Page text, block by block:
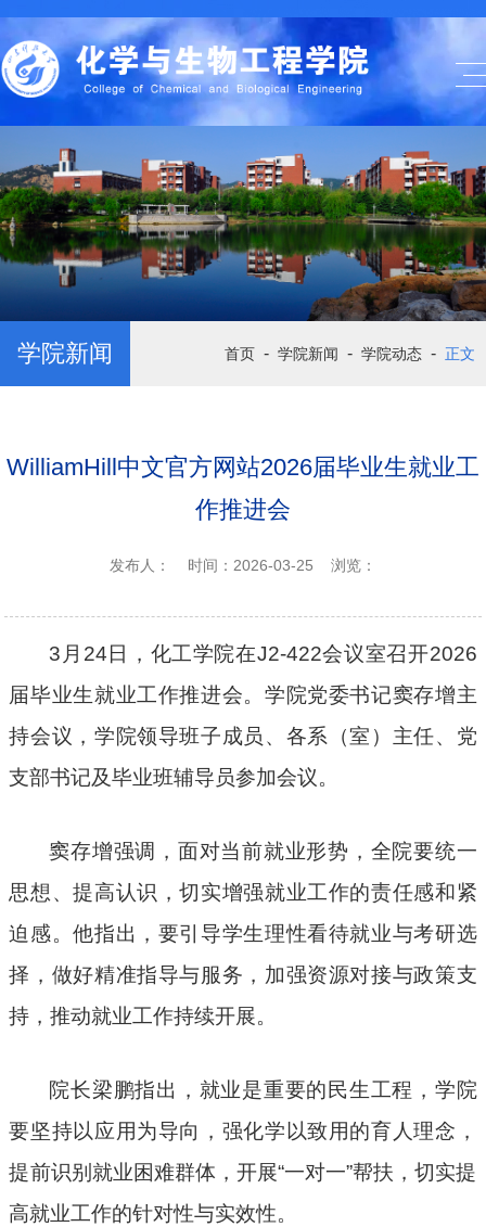
学院新闻 首页 - 学院新闻 - 学院动态 - 正文
WilliamHill中文官方网站2026届毕业生就业工
作推进会
发布人： 时间：2026-03-25 浏览：
3 月 24 日，化工学院在J2-422会议室召开2026
届毕业生就业工作推进会。学院党委书记窦存增主
持会议，学院领导班子成员、各系（室）主任、党
支部书记及毕业班辅导员参加会议。
窦存增强调，面对当前就业形势，全院要统一
思想、提高认识，切实增强就业工作的责任感和紧
迫感。他指出，要引导学生理性看待就业与考研选
择，做好精准指导与服务，加强资源对接与政策支
持，推动就业工作持续开展。
院长梁鹏指出，就业是重要的民生工程，学院
要坚持以应用为导向，强化学以致用的育人理念，
提前识别就业困难群体，开展“一对一”帮扶，切实提
高就业工作的针对性与实效性。